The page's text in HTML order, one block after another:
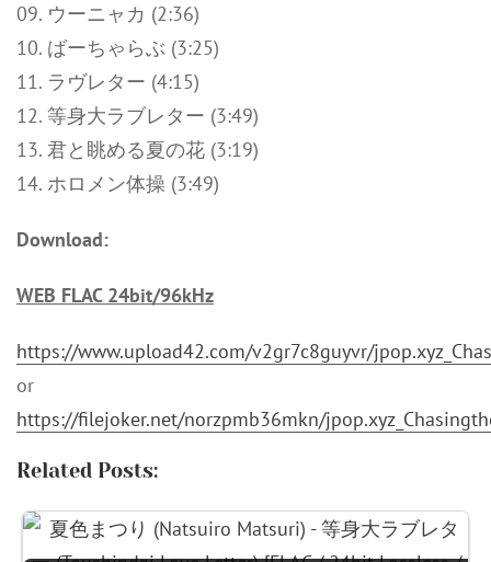
09. ウーニャカ (2:36)
10. ばーちゃらぶ (3:25)
11. ラヴレター (4:15)
12. 等身大ラブレター (3:49)
13. 君と眺める夏の花 (3:19)
14. ホロメン体操 (3:49)
Download:
WEB FLAC 24bit/96kHz
https://www.upload42.com/v2gr7c8guyvr/
or
https://filejoker.net/norzpmb36mkn/
Related Posts: